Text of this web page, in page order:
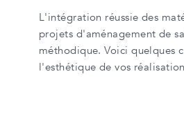
L'intégration réussie des
projets d'aménagement de
méthodique. Voici quelques
l'esthétique de vos